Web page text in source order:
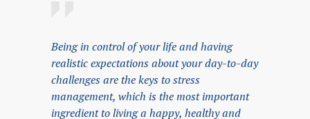
Being in control of your life and having
realistic expectations about your day-to-day
challenges are the keys to stress
management, which is the most important
ingredient to living a happy, healthy and